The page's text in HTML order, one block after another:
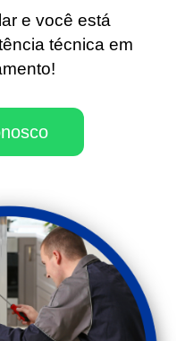
e você está
técnica em